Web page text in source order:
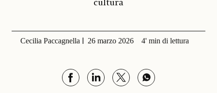
cultura
Cecilia Paccagnella 26 marzo 2026 4' min di lettura